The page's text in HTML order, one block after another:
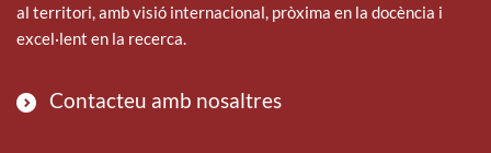
al territori, amb visió internacional, pròxima en la docència i
excel·lent en la recerca.
Contacteu amb nosaltres